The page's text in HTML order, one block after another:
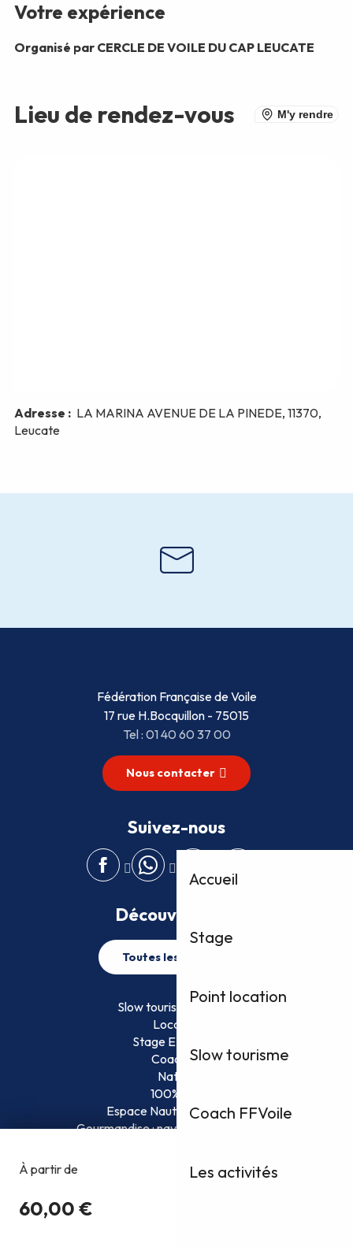
Accueil
Stage
Point location
Slow tourisme
Coach FFVoile
Les activités
Fédération Française de Voile
17 rue H.Bocquillon - 75015
Tel : 01 40 60 37 00
Nous contacter
Suivez-nous
Découvrez plus
Toutes les activités
Slow tourisme FFVoile
Location
Stage EFVoile
Coaching
Nature
100% Fun
Espace Nautique Surveillé
Gourmandise : naviguez et savourez !
Copyright @2026